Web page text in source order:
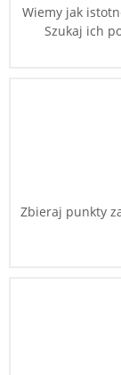
Wiemy jak
Szukaj ich
Zbieraj punkty